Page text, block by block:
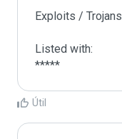
Exploits /
Listed with:
Útil